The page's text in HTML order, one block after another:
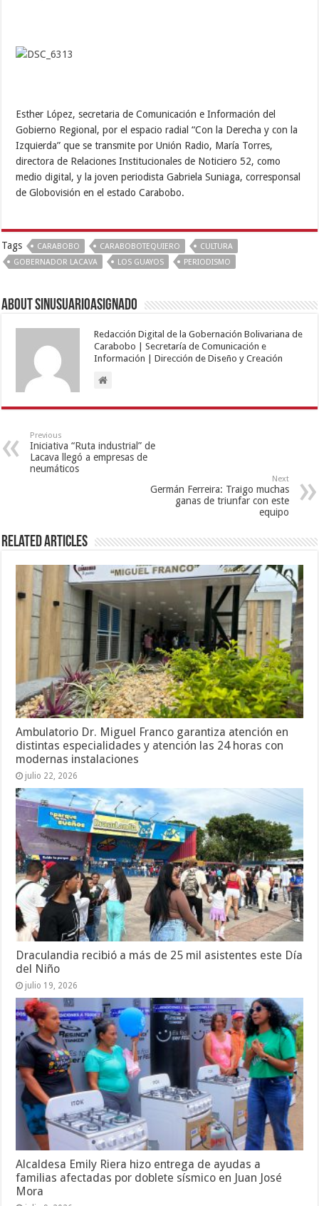
Esther López, secretaria de Comunicación e Información del
Gobierno Regional, por el espacio radial “Con la Derecha y con la
Izquierda” que se transmite por Unión Radio, María Torres,
directora de Relaciones Institucionales de Noticiero 52, como
medio digital, y la joven periodista Gabriela Suniaga, corresponsal
de Globovisión en el estado Carabobo.
Tags CARABOBO CARABOBOTEQUIERO
CULTURA
GOBERNADOR LACAVA
LOS GUAYOS PERIODISMO
About sinusuarioasignado
Redacción Digital de la Gobernación Bolivariana de
Carabobo | Secretaría de Comunicación e
Información | Dirección de Diseño y Creación
Previous
Iniciativa “Ruta industrial” de
Lacava llegó a empresas de
neumáticos
Next
Germán Ferreira: Traigo muchas
ganas de triunfar con este
equipo
Related Articles
Ambulatorio Dr. Miguel Franco garantiza atención en
distintas especialidades y atención las 24 horas con
modernas instalaciones
julio 22, 2026
Draculandia recibió a más de 25 mil asistentes este Día
del Niño
julio 19, 2026
Alcaldesa Emily Riera hizo entrega de ayudas a
familias afectadas por doblete sísmico en Juan José
Mora